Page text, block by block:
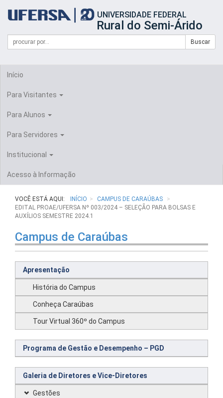
portal
UFERSA
UNIVERSIDADE FEDERAL
Rural do Semi-Árido
Formulário
Busca
Campo
de
Buscar
Início
Para Visitantes
Para Alunos
Para Servidores
Institucional
Acesso à Informação
VOCÊ ESTÁ AQUI: INÍCIO
CAMPUS DE CARAÚBAS
EDITAL PROAE/UFERSA Nº 003/2024 – SELEÇÃO PARA BOLSAS E
AUXÍLIOS SEMESTRE 2024.1
Campus de Caraúbas
Apresentação
História do Campus
Conheça Caraúbas
Tour Virtual 360º do Campus
Programa de Gestão e Desempenho – PGD
Galeria de Diretores e Vice-Diretores
Gestões